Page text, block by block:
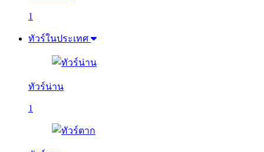
1
ทัวร์ในประเทศ
ทัวร์น่าน
1